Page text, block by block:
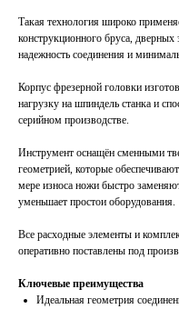
Такая технология широко
конструкционного бруса,
надежность соединения и
Корпус фрезерной головки
нагрузку на шпиндель станка и
серийном производстве.
Инструмент оснащён сменными
геометрией, которые
мере износа ножи быстро
уменьшает простои оборудования.
Все расходные элементы и
оперативно поставлены под
Ключевые преимущества
Идеальная геометрия